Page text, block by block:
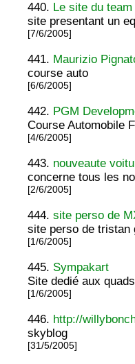
440. Le site du
site presentant un
[7/6/2005]
441. Maurizio
course auto
[6/6/2005]
442. PGM
Course Automobile
[4/6/2005]
443. nouveaute
concerne tous les
[2/6/2005]
444.site perso de
site perso de tristan
[1/6/2005]
445. Sympakart
Site dedié aux
[1/6/2005]
446. http://
skyblog
[31/5/2005]